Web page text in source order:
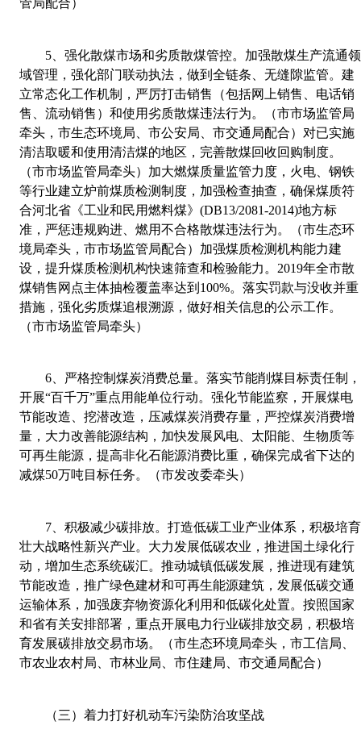
5 、强化散煤市场和劣质散煤管控。加强散煤生产流通领
域管理，强化部门联动执法，做到全链条、无缝隙监管。建
立常态化工作机制，严厉打击销售（包括网上销售、电话销
售、流动销售）和使用劣质散煤违法行为。（市市场监管局
牵头，市生态环境局、市公安局、市交通局配合）对已实施
清洁取暖和使用清洁煤的地区，完善散煤回收回购制度。
（市市场监管局牵头）加大燃煤质量监管力度，火电、钢铁
等行业建立炉前煤质检测制度，加强检查抽查，确保煤质符
合河北省《工业和民用燃料煤》(DB13/2081-2014)地方标
准，严惩违规购进、燃用不合格散煤违法行为。（市生态环
境局牵头，市市场监管局配合）加强煤质检测机构能力建
设，提升煤质检测机构快速筛查和检验能力。 2019年全市散
煤销售网点主体抽检覆盖率达到 100%。落实罚款与没收并重
措施，强化劣质煤追根溯源，做好相关信息的公示工作。
（市市场监管局牵头）
6
严格控制煤炭消费总量。落实节能削煤目标责任制，
开展“百千万”重点用能单位行动。强化节能监察，开展煤电
节能改造、挖潜改造，压减煤炭消费存量，严控煤炭消费增
量，大力改善能源结构，加快发展风电、太阳能、生物质等
可再生能源，提高非化石能源消费比重，确保完成省下达的
减煤50万吨目标任务。（市发改委牵头）
7 、积极减少碳排放。打造低碳工业产业体系，积极培育
壮大战略性新兴产业。大力发展低碳农业，推进国土绿化行
动，增加生态系统碳汇。推动城镇低碳发展，推进现有建筑
节能改造，推广绿色建材和可再生能源建筑，发展低碳交通
运输体系，加强废弃物资源化利用和低碳化处置。按照国家
和省有关安排部署，重点开展电力行业碳排放交易，积极培
育发展碳排放交易市场。（市生态环境局牵头，市工信局、
市农业农村局、市林业局、市住建局、市交通局配合）
（三）着力打好机动车污染防治攻坚战